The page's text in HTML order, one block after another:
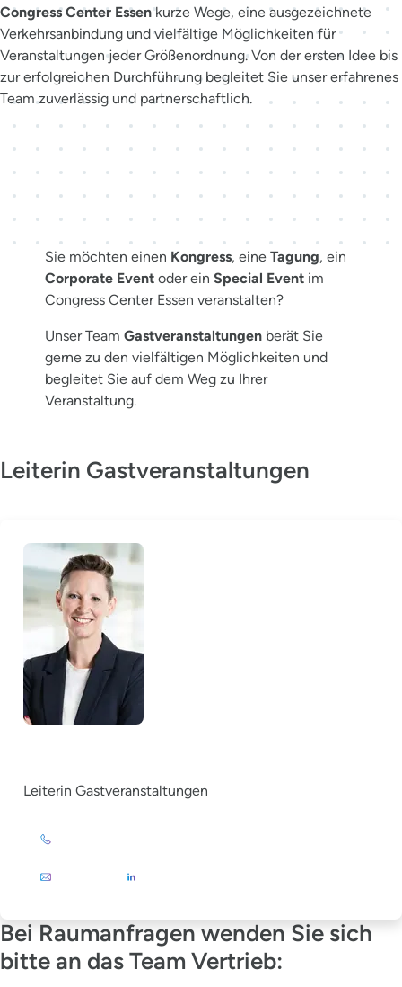
Congress Center Essenkurze Wege, eine ausgezeichnete
Verkehrsanbindung und vielfältige Möglichkeiten für
Veranstaltungen jeder Größenordnung. Von der ersten Idee bis
zur erfolgreichen Durchführung begleitet Sie unser erfahrenes
Team zuverlässig und partnerschaftlich.
Der richtige Ansprechpartner
für Ihr Event
Sie möchten einen Kongress, eine Tagung, ein
Corporate Event oder ein Special Event im
Congress Center Essen veranstalten?
Unser Team Gastveranstaltungen berät Sie
gerne zu den vielfältigen Möglichkeiten und
begleitet Sie auf dem Weg zu Ihrer
Veranstaltung.
Leiterin Gastveranstaltungen
Leiterin Gastveranstaltungen
Bei Raumanfragen wenden Sie sich
bitte an das Team Vertrieb: